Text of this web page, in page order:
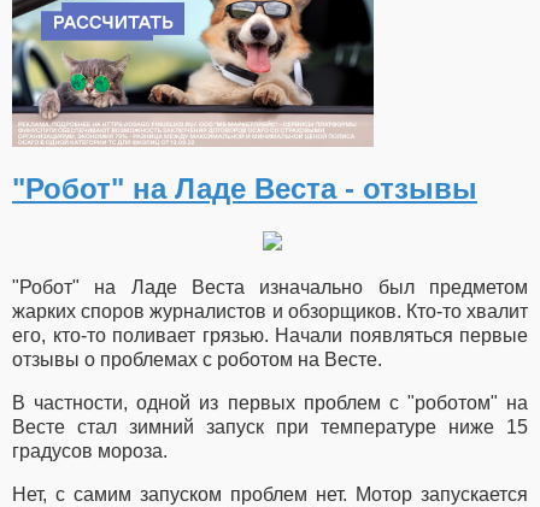
"Робот" на Ладе Веста - отзывы
"Робот" на Ладе Веста изначально был предметом
жарких споров журналистов и обзорщиков. Кто-то хвалит
его, кто-то поливает грязью. Начали появляться первые
отзывы о проблемах с роботом на Весте.
В частности, одной из первых проблем с "роботом" на
Весте стал зимний запуск при температуре ниже 15
градусов мороза.
Нет, с самим запуском проблем нет. Мотор запускается